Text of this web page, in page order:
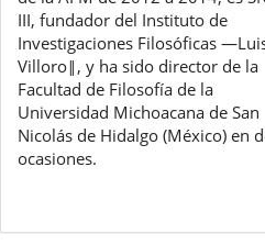
III, fundador del Instituto de
Investigaciones Filosóficas
Villoro‖, y ha sido director de la
Facultad de Filosofía de la
Universidad Michoacana de San
Nicolás de Hidalgo (México) en
ocasiones.